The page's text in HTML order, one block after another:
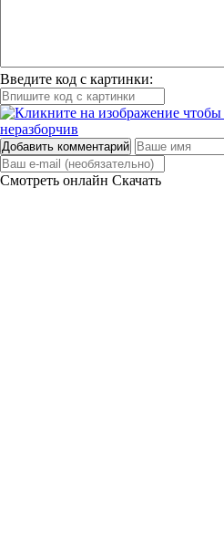
Введите код с картинки:
Добавить комментарий
Смотреть онлайн Скачать